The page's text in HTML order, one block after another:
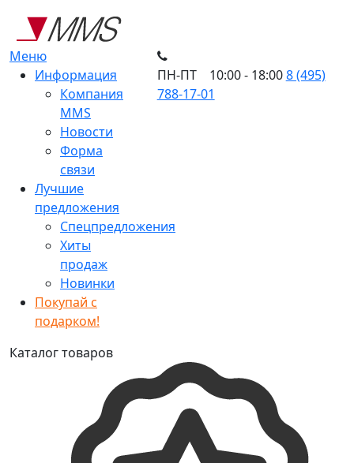
Меню
Информация
Компания
MMS
Новости
Форма
связи
Лучшие
предложения
Спецпредложения
Хиты
продаж
Новинки
Покупай с
подарком!
ПН-ПТ 10:00 - 18:008 (495)
788-17-01
Каталог товаров